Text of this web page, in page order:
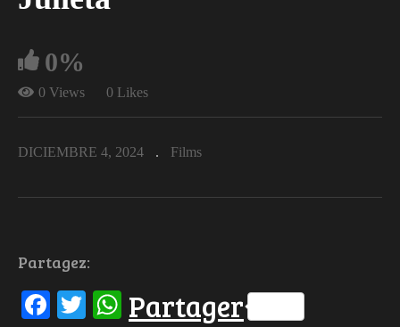
0%
0 Views 0 Likes
DICIEMBRE 4, 2024 Films
Partagez:
Facebook
Twitter
WhatsApp
Partager